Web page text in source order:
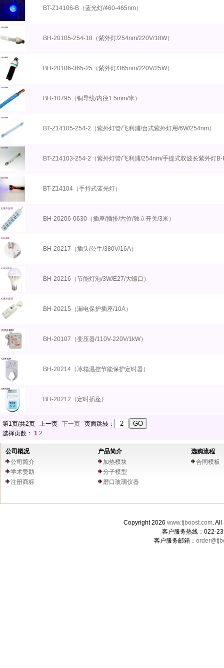
BT-Z14106-B（蓝光灯/460-465nm）
BH-20105-254-18（紫外灯/254nm/220V/18W）
BH-20106-365-25（紫外灯/365nm/220V/25W）
BH-10795（铜导线/内径1.5mm/米）
BT-Z14105-254-2（紫外灯管/飞利浦/台式紫外灯用/6W/254nm）
BT-Z14103-254-2（紫外灯管/飞利浦/254nm/手提式双波长紫外灯
BT-Z14104（手持式蓝光灯）
BH-20206-0630（插座/插排/六位/独立开关/3米）
BH-20217（插头/公牛/380V/16A）
BH-20216（节能灯泡/3W/E27/大螺口）
BH-20215（漏电保护插座/10A）
BH-20107（变压器/110V-220V/1kW）
BH-20214（冰箱温控节能保护定时器）
BH-20212（定时插座）
第1页/共2页 上一页 下一页 页面跳转：
选择页数： 1 2
公司概况
公司简介
学术赞助
注册商标
产品简介
加热模块
分子模型
磨口玻璃仪器
选购流程
合同模板
Copyright 2026 www.tjboost.com.
客户服务热线：022-
客户服务邮箱：